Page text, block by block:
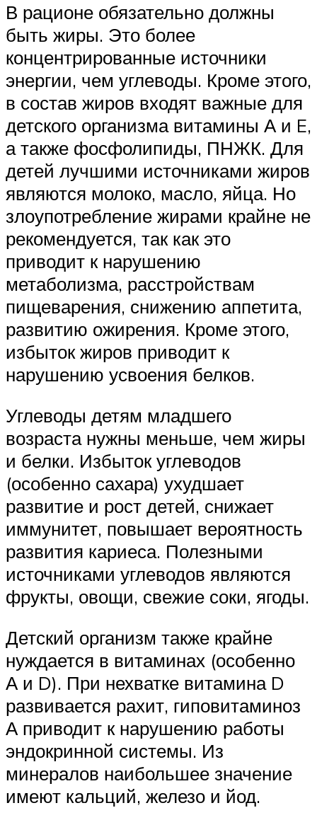
В рационе обязательно должны
быть жиры. Это более
концентрированные источники
энергии, чем углеводы. Кроме этого,
в состав жиров входят важные для
детского организма витамины А и E,
а также фосфолипиды, ПНЖК. Для
детей лучшими источниками жиров
являются молоко, масло, яйца. Но
злоупотребление жирами крайне не
рекомендуется, так как это
приводит к нарушению
метаболизма, расстройствам
пищеварения, снижению аппетита,
развитию ожирения. Кроме этого,
избыток жиров приводит к
нарушению усвоения белков.
Углеводы детям младшего
возраста нужны меньше, чем жиры
и белки. Избыток углеводов
(особенно сахара) ухудшает
развитие и рост детей, снижает
иммунитет, повышает вероятность
развития кариеса. Полезными
источниками углеводов являются
фрукты, овощи, свежие соки, ягоды.
Детский организм также крайне
нуждается в витаминах (особенно
А и D). При нехватке витамина D
развивается рахит, гиповитаминоз
А приводит к нарушению работы
эндокринной системы. Из
минералов наибольшее значение
имеют кальций, железо и йод.